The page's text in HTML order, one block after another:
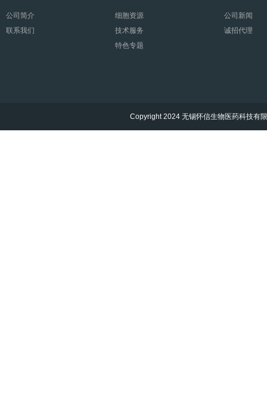
公司简介
联系我们
细胞资源
技术服务
特色专题
公司新闻
诚招代理
Copyright 2024 无锡怀信生物医药科技